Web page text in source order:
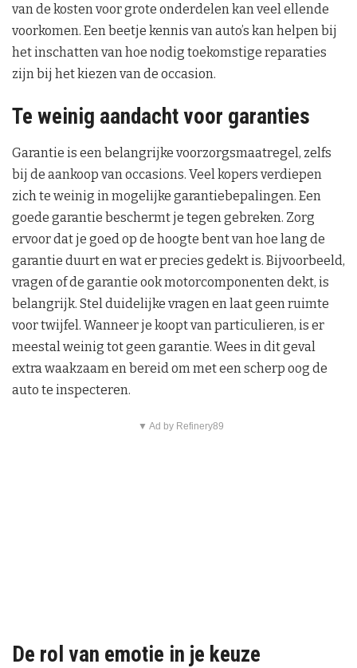
van de kosten voor grote onderdelen kan veel ellende
voorkomen. Een beetje kennis van auto’s kan helpen bij
het inschatten van hoe nodig toekomstige reparaties
zijn bij het kiezen van de occasion.
Te weinig aandacht voor garanties
Garantie is een belangrijke voorzorgsmaatregel, zelfs
bij de aankoop van occasions. Veel kopers verdiepen
zich te weinig in mogelijke garantiebepalingen. Een
goede garantie beschermt je tegen gebreken. Zorg
ervoor dat je goed op de hoogte bent van hoe lang de
garantie duurt en wat er precies gedekt is. Bijvoorbeeld,
vragen of de garantie ook motorcomponenten dekt, is
belangrijk. Stel duidelijke vragen en laat geen ruimte
voor twijfel. Wanneer je koopt van particulieren, is er
meestal weinig tot geen garantie. Wees in dit geval
extra waakzaam en bereid om met een scherp oog de
auto te inspecteren.
▼ Ad by Refinery89
De rol van emotie in je keuze